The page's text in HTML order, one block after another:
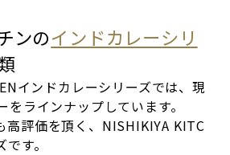
ンのインドカレーシリ
インドカレーシリーズでは、現
ラインナップしています。
高評価を頂く、NISHIKIYA KITC
す。